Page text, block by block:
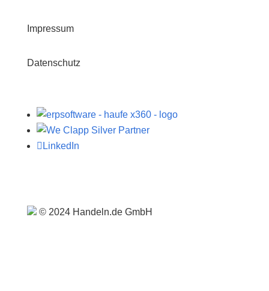
Impressum
Datenschutz
 LinkedIn
© 2024 Handeln.de GmbH